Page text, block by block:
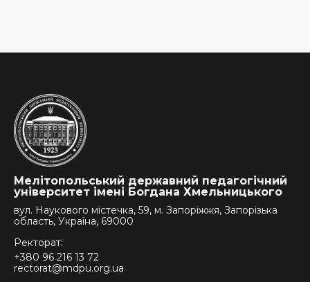
Мелітопольський державний педагогічний
університет імені Богдана Хмельницького
вул. Наукового містечка, 59, м. Запоріжжя, Запорізька
область, Україна, 69000
Ректорат:
+380 96 216 13 72
rectorat@mdpu.org.ua